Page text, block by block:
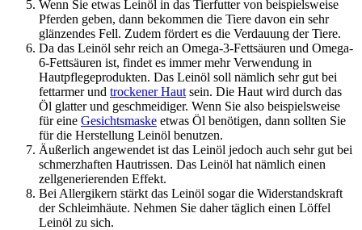
Wenn Sie etwas Leinöl in das Tierfutter von beispielsweise
Pferden geben, dann bekommen die Tiere davon ein sehr
glänzendes Fell. Zudem fördert es die Verdauung der Tiere.
Da das Leinöl sehr reich an Omega-3-Fettsäuren und Omega-
6-Fettsäuren ist, findet es immer mehr Verwendung in
Hautpflegeprodukten. Das Leinöl soll nämlich sehr gut bei
fettarmer und trockener Haut sein. Die Haut wird durch das
Öl glatter und geschmeidiger. Wenn Sie also beispielsweise
für eine Gesichtsmaske etwas Öl benötigen, dann sollten Sie
für die Herstellung Leinöl benutzen.
Äußerlich angewendet ist das Leinöl jedoch auch sehr gut bei
schmerzhaften Hautrissen. Das Leinöl hat nämlich einen
zellgenerierenden Effekt.
Bei Allergikern stärkt das Leinöl sogar die Widerstandskraft
der Schleimhäute. Nehmen Sie daher täglich einen Löffel
Leinöl zu sich.